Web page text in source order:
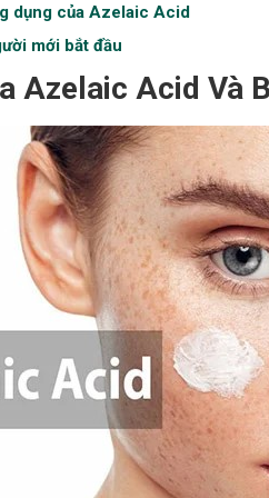
dụng của Azelaic Acid
mới bắt đầu
Azelaic Acid Và